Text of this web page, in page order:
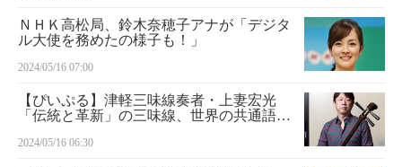
ＮＨＫ高松局、鈴木奈穂子アナが「デジタ
ル大使を務めたの様子も！」
2024/05/16 07:00
【ぴいぷる】津軽三味線奏者・上妻宏光
「伝統と革新」の三味線、世界の共通語
宮田大と異色セッション
2024/05/16 06:30